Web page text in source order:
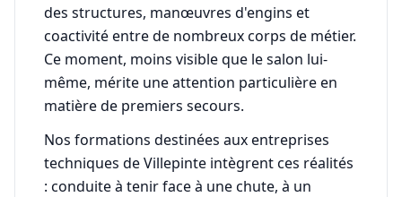
des structures, manœuvres d'engins et
coactivité entre de nombreux corps de métier.
Ce moment, moins visible que le salon lui-
même, mérite une attention particulière en
matière de premiers secours.
Nos formations destinées aux entreprises
techniques de Villepinte intègrent ces réalités
: conduite à tenir face à une chute, à un